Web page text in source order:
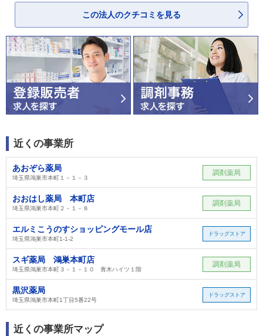
この法人のクチコミを見る
近くの事業所
あおぞら薬局
埼玉県鴻巣市本町１－１－３
調剤薬局
おおはし薬局 本町店
埼玉県鴻巣市本町２－１－８
調剤薬局
エルミこうのすショッピングモール店
埼玉県鴻巣市本町1-1-2
ドラッグストア
スギ薬局 鴻巣本町店
埼玉県鴻巣市本町３－１－１０ 青木ハイツ１階
調剤薬局
黒沢薬局
埼玉県鴻巣市本町1丁目5番22号
ドラッグストア
近くの事業所マップ